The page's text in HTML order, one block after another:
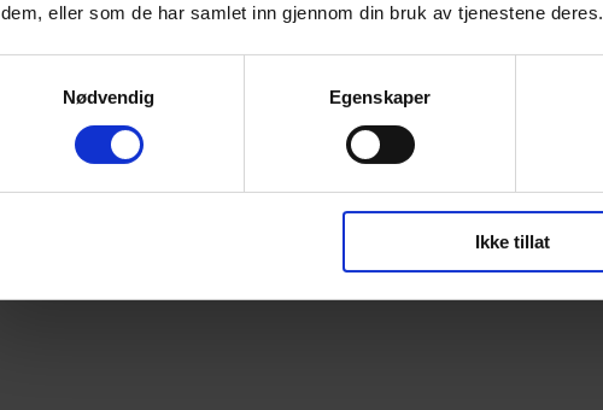
dem, eller som de har samlet inn gjennom din bruk av tjenestene deres.
Nødvendig
Egenskaper
Ikke tillat